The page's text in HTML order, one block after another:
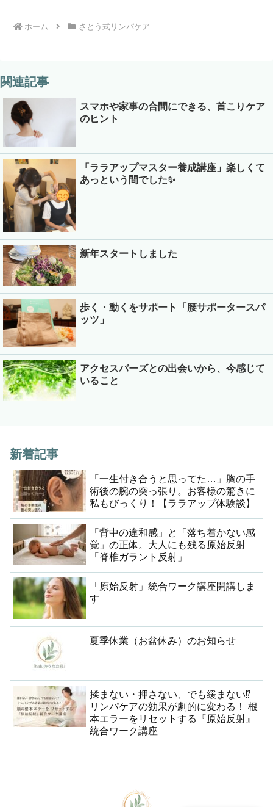
ホーム さとう式リンパケア
関連記事
スマホや家事の合間にできる、首こりケア
のヒント
「ララアップマスター養成講座」楽しくて
あっという間でした✨
新年スタートしました
歩く・動くをサポート「腰サポータースパ
ッツ」
アクセスバーズとの出会いから、今感じて
いること
新着記事
「一生付き合うと思ってた…」胸の手
術後の腕の突っ張り。お客様の驚きに
私もびっくり！【ララアップ体験談】
「背中の違和感」と「落ち着かない感
覚」の正体。大人にも残る原始反射
「脊椎ガラント反射」
「原始反射」統合ワーク講座開講しま
す
夏季休業（お盆休み）のお知らせ
揉まない・押さない、でも緩まない⁉︎
リンパケアの効果が劇的に変わる！ 根
本エラーをリセットする『原始反射』
統合ワーク講座